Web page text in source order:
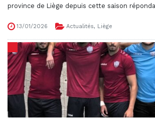
province de Liège depuis cette saison
13/01/2026 Actualités, Liège